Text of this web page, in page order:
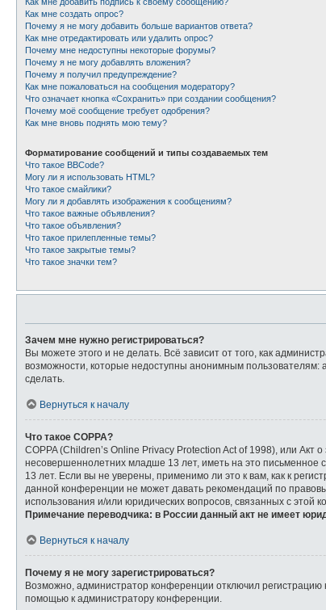
Как мне создать опрос?
Почему я не могу добавить больше вариантов ответа?
Как мне отредактировать или удалить опрос?
Почему мне недоступны некоторые форумы?
Почему я не могу добавлять вложения?
Почему я получил предупреждение?
Как мне пожаловаться на сообщения модератору?
Что означает кнопка «Сохранить» при создании сообщения?
Почему моё сообщение требует одобрения?
Как мне вновь поднять мою тему?
Форматирование сообщений и типы создаваемых тем
Что такое BBCode?
Могу ли я использовать HTML?
Что такое смайлики?
Могу ли я добавлять изображения к сообщениям?
Что такое важные объявления?
Что такое объявления?
Что такое прилепленные темы?
Что такое закрытые темы?
Что такое значки тем?
Зачем мне нужно регистрироваться?
Вы можете этого и не делать. Всё зависит от того, как
возможности, которые недоступны анонимным пользователям:
сделать.
Вернуться к началу
Что такое COPPA?
COPPA (Children’s Online Privacy Protection Act of 1998), или
несовершеннолетних младше 13 лет, иметь на это
13 лет. Если вы не уверены, применимо ли это к вам, как к
данной конференции не может давать рекомендаций по
использования и/или юридических вопросов, связанных с этой
Примечание переводчика: в России данный акт не имеет
Вернуться к началу
Почему я не могу зарегистрироваться?
Возможно, администратор конференции отключил
помощью к администратору конференции.